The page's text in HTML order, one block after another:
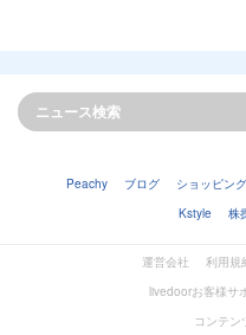
Peachy ブログ ショッピング
Kstyle
株
運営会社 利用規
livedoorお客様サ
コンテン